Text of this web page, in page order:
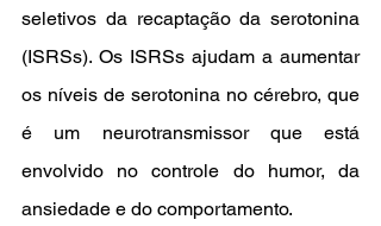
seletivos da recaptação da serotonina
(ISRSs). Os ISRSs ajudam a aumentar
os níveis de serotonina no cérebro, que
é um neurotransmissor que está
envolvido no controle do humor, da
ansiedade e do comportamento.